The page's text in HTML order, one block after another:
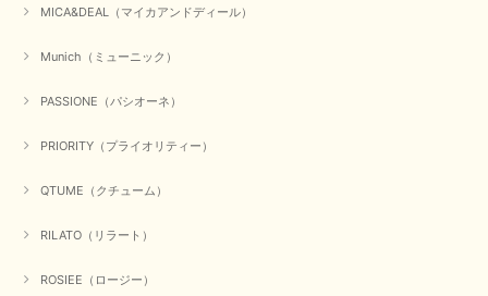
MICA&DEAL（マイカアンドディール）
Munich（ミューニック）
PASSIONE（パシオーネ）
PRIORITY（プライオリティー）
QTUME（クチューム）
RILATO（リラート）
ROSIEE（ロージー）